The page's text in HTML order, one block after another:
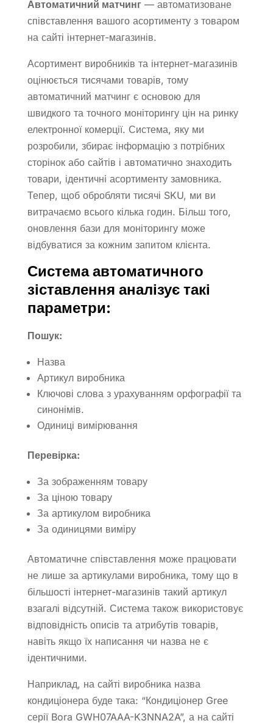
Автоматичний матчинг— автоматизоване
співставлення вашого асортименту з товаром
на сайті інтернет-магазинів.
Асортимент виробників та інтернет-магазинів
оцінюється тисячами товарів, тому
автоматичний матчинг є основою для
швидкого та точного моніторингу цін на ринку
електронної комерції. Система, яку ми
розробили, збирає інформацію з потрібних
сторінок або сайтів і автоматично знаходить
товари, ідентичнi асортименту замовника.
Тепер, щоб обробляти тисячі SKU, ми ви
витрачаємо всього кілька годин. Більш того,
оновлення бази для моніторингу може
відбуватися за кожним запитом клієнта.
Система автоматичного
зіставлення аналізує такі
параметри:
Пошук:
Назва
Артикул виробника
Ключові слова з урахуванням орфографії та
синонімів.
Одиниці вимірювання
Перевірка:
За зображенням товару
За ціною товару
За артикулом виробника
За одиницями виміру
Автоматичне співставлення може працювати
не лише за артикулами виробника, тому що в
більшості інтернет-магазинів такий артикул
взагалі відсутній. Система також використовує
відповідність описів та атрибутів товарів,
навіть якщо їх написання чи назва не є
ідентичними.
Наприклад, на сайті виробника назва
кондиціонера буде така: “Кондиціонер Gree
серії Bora GWH07AAA-K3NNA2A”, а на сайті